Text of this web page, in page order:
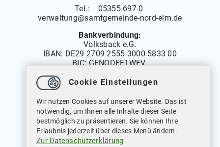
Tel.: 05355 697-0
verwaltung@samtgemeinde-nord-elm.de
Bankverbindung:
Volksback e.G.
IBAN: DE29 2709 2555 3000 5833 00
BIC: GENODEF1WFV
Montag bis Freitag: 08.00 bis 12.00 Uhr
Dienstags auch von: 14.00 bis 18.00 Uhr
Mittwochs geschlossen
Cookie Einstellungen
Wir nutzen Cookies auf unserer Website. Das ist
notwendig, um Ihnen alle Inhalte dieser Seite
bestmöglich zu präsentieren. Sie können Ihre
Erlaubnis jederzeit über dieses Menü ändern.
Zur Datenschutzerklärung